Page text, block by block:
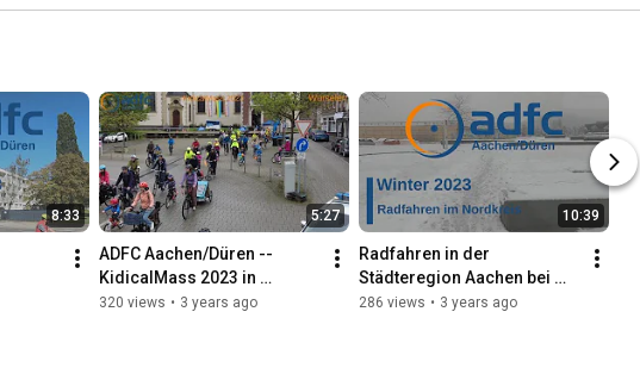
8:33 5:27
ADFC Aachen/Düren --
KidicalMass 2023 in
Wuerselen
320 views • 3 years ago
10:39
Radfahren in der
Städteregion Aachen bei
Schnee und Eis - geht das?
286 views • 3 years ago